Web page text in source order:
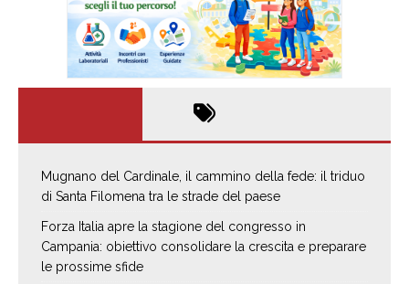
Mugnano del Cardinale, il cammino della fede: il triduo
di Santa Filomena tra le strade del paese
Forza Italia apre la stagione del congresso in
Campania: obiettivo consolidare la crescita e preparare
le prossime sfide